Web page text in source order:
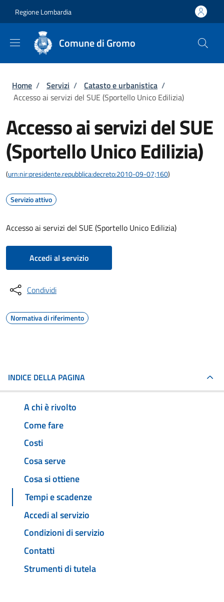
Regione Lombardia
Comune di Gromo
Briciole di pane
Home / Servizi / Catasto e urbanistica /
Accesso ai servizi del SUE (Sportello Unico Edilizia)
Accesso ai servizi del SUE
(Sportello Unico Edilizia)
(urn:nir:presidente.repubblica:decreto:2010-09-07;160)
Servizio attivo
Accesso ai servizi del SUE (Sportello Unico Edilizia)
Accedi al servizio
Condividi
Normativa di riferimento
INDICE DELLA PAGINA
A chi è rivolto
Come fare
Costi
Cosa serve
Cosa si ottiene
Tempi e scadenze
Accedi al servizio
Condizioni di servizio
Contatti
Strumenti di tutela